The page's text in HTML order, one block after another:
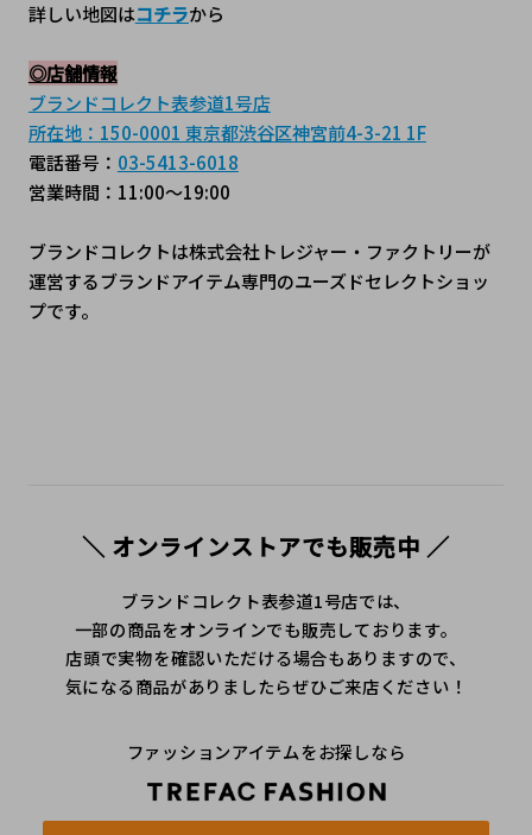
詳しい地図はコチラから
◎店舗情報
ブランドコレクト表参道1号店
所在地：150-0001 東京都渋谷区神宮前4-3-21 1F
電話番号： 03-5413-6018
営業時間：11:00～19:00
ブランドコレクトは株式会社トレジャー・ファクトリーが
運営するブランドアイテム専門のユーズドセレクトショッ
プです。
＼ オンラインストアでも販売中 ／
ブランドコレクト表参道1号店では、
一部の商品をオンラインでも販売しております。
店頭で実物を確認いただける場合もありますので、
気になる商品がありましたらぜひご来店ください！
ファッションアイテムをお探しなら